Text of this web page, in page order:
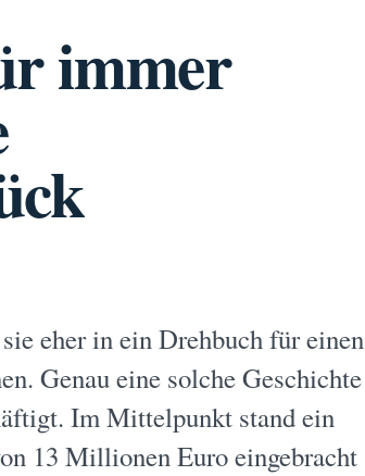
immer
eher in ein Drehbuch für einen
Genau eine solche Geschichte
Im Mittelpunkt stand ein
13 Millionen Euro eingebracht